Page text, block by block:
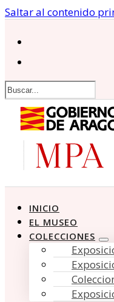
Saltar al contenido
Buscar
INICIO
EL MUSEO
COLECCIONES